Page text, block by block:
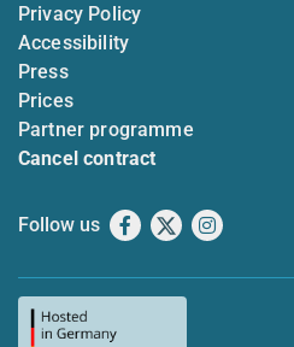
Privacy Policy
Accessibility
Press
Prices
Partner programme
Cancel contract
Follow us Facebook
X